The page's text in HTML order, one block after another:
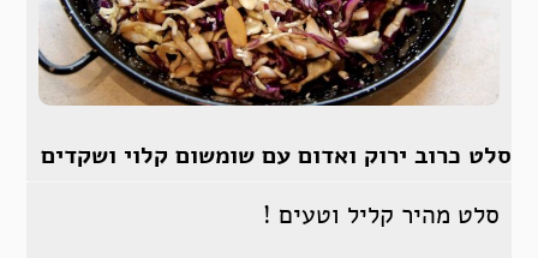
סלט כרוב ירוק ואדום עם שומשום קלוי ושקדים
סלט מהיר קליל וטעים !